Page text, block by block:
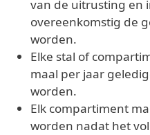
van de uitrusting en
overeenkomstig de
worden.
Elke stal of
maal per jaar
worden.
Elk compartiment
worden nadat het